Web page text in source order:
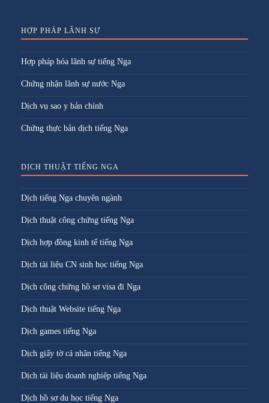
HỢP PHÁP LÃNH SỰ
Hợp pháp hóa lãnh sự tiếng Nga
Chứng nhận lãnh sự nước Nga
Dịch vụ sao y bản chính
Chứng thực bản dịch tiếng Nga
DỊCH THUẬT TIẾNG NGA
Dịch tiếng Nga chuyên ngành
Dịch thuật công chứng tiếng Nga
Dịch hợp đồng kinh tế tiếng Nga
Dịch tài liệu CN sinh học tiếng Nga
Dịch công chứng hồ sơ visa đi Nga
Dịch thuật Website tiếng Nga
Dịch games tiếng Nga
Dịch giấy tờ cá nhân tiếng Nga
Dịch tài liệu doanh nghiệp tiếng Nga
Dịch hồ sơ du học tiếng Nga